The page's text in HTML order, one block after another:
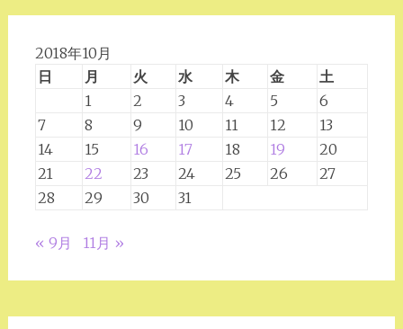
2018年10月
日
月 火 水 木 金
土
1
2 3 4 5
6
7
8 9 10 11 12
13
14
15 16 17 18 19
20
21
22 23 24 25 26
27
28
29 30 31
« 9月 11月 »